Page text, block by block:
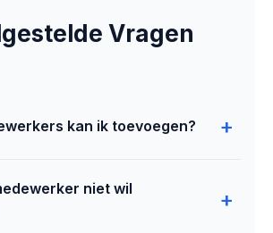
Vragen
kan ik toevoegen? +
nu 3 of 300 medewerkers wilt
schaalt mee. Elke
niet wil
+